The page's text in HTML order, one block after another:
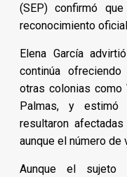
(SEP) confirmó
reconocimiento
Elena García
continúa
otras colonias
Palmas, y
resultaron
aunque el número de
Aunque el sujeto